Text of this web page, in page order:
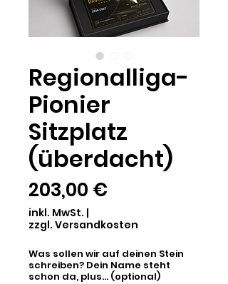
Regionalliga-
Pionier
Sitzplatz
(überdacht)
203,00 €
inkl. MwSt. |
zzgl. Versandkosten
Was sollen wir auf deinen Stein
schreiben? Dein Name steht
schon da, plus... (optional)